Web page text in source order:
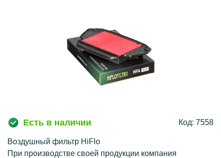
Есть в наличии Код: 7558
Воздушный фильтр HiFlo
При производстве своей продукции компания